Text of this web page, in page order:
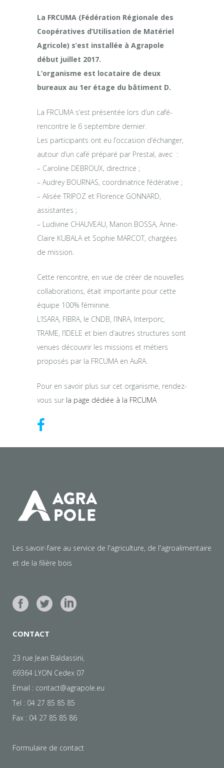
La FRCUMA (Fédération Régionale des
Coopératives d’Utilisation de Matériel
Agricole) s’est installée à Agrapole
début juillet 2017.
L’organisme est locataire de deux
bureaux au 1er étage du bâtiment D.
La FRCUMA s’est présentée lors d’un café-
rencontre le 6 septembre dernier.
Les participants ont eu l’occasion d’échanger,
autour d’un café préparé par Prestal, avec :
– Caroline DEBROUX, directrice ;
– Audrey BOURNAS, coordinatrice fédérative ;
– Alisée TRIPOZ et Florence GONNARD,
assistantes ;
– Ludivine CHAUVEAU, Manon BOSSA, Anne-
Claire KUBALA et Sophie MARCOT, chargées
de mission.
Cette rencontre, en vue de créer de nouvelles
collaborations, était importante pour cette
équipe 100% féminine.
L’ISARA, FIBRA, le CNDB, l’INRA, Interporc,
TRAME, l’IDELE et bien d’autres structures sont
venues découvrir les missions et métiers
proposés par la FRCUMA en AuRA.
Pour en savoir plus sur cet organisme, rendez-
vous sur la page dédiée à la FRCUMA
Les savoir-faire au service de l'agriculture, de l'agroalimentaire
et de la filière bois
CONTACT
23 rue Jean Baldassini,
69364 LYON Cedex 07
Email : contact@agrapole.eu
Tel : 04 27 85 85 85
Fax : 04 27 85 85 86
Formulaire de contact